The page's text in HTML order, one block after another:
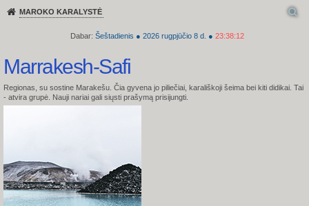
MAROKO KARALYSTĖ
Dabar: Šeštadienis ● 2026 rugpjūčio 8 d. ● 23:38:12
Marrakesh-Safi
Regionas, su sostine Marakešu. Čia gyvena jo piliečiai, karališkoji šeima bei kiti didikai. Tai
- atvira grupė. Nauji nariai gali siųsti prašymą prisijungti.